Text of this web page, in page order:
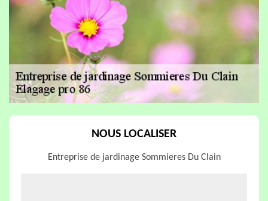
NOUS LOCALISER
Entreprise de jardinage Sommieres Du Clain